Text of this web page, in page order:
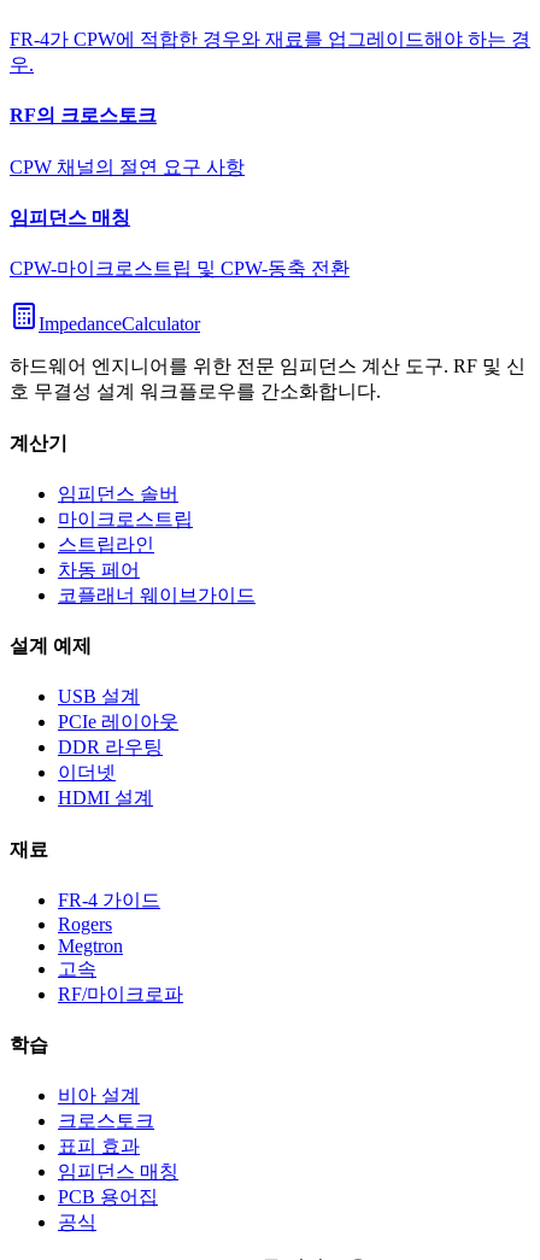
FR-4가 CPW에 적합한 경우와 재료를 업그레이드해야 하는 경
우.
RF의 크로스토크
CPW 채널의 절연 요구 사항
임피던스 매칭
CPW-마이크로스트립 및 CPW-동축 전환
ImpedanceCalculator
하드웨어 엔지니어를 위한 전문 임피던스 계산 도구. RF 및 신
호 무결성 설계 워크플로우를 간소화합니다.
계산기
임피던스 솔버
마이크로스트립
스트립라인
차동 페어
코플래너 웨이브가이드
설계 예제
USB 설계
PCIe 레이아웃
DDR 라우팅
이더넷
HDMI 설계
재료
FR-4 가이드
Rogers
Megtron
고속
RF/마이크로파
학습
비아 설계
크로스토크
표피 효과
임피던스 매칭
PCB 용어집
공식